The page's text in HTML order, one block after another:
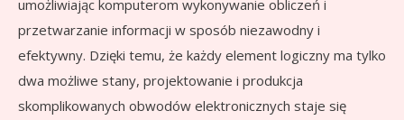
umożliwiając komputerom wykonywanie obliczeń i
przetwarzanie informacji w sposób niezawodny i
efektywny. Dzięki temu, że każdy element logiczny ma tylko
dwa możliwe stany, projektowanie i produkcja
skomplikowanych obwodów elektronicznych staje się